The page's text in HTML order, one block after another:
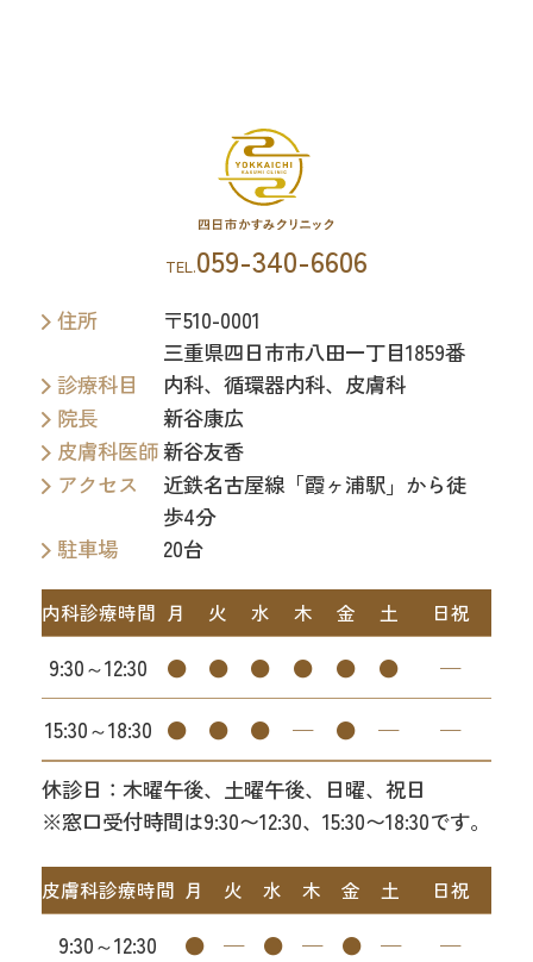
059-340-6606
住所
〒510-0001
三重県四日市市八田一丁目1859番
診療科目
内科、循環器内科、皮膚科
院長
新谷康広
皮膚科医師新谷友香
アクセス
近鉄名古屋線「霞ヶ浦駅」から徒
歩4分
駐車場
20台
休診日：木曜午後、土曜午後、日曜、祝日
※窓口受付時間は9:30〜12:30、15:30〜18:30です。
内科診療時間 月 火 水 木 金 土 日祝
9:30～12:30 ● ● ● ● ● ● ─
15:30～18:30 ● ● ● ─ ● ─ ─
皮膚科診療時間 月 火 水 木 金 土 日祝
9:30～12:30 ● ─ ● ─ ● ─
─